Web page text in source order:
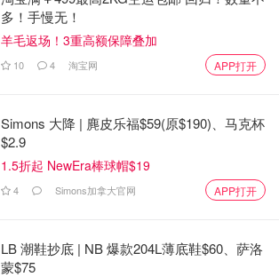
多！手慢无！
羊毛返场！3重高额保障叠加
10 4 淘宝网 APP打开
Simons 大降 | 麂皮乐福$59(原$190)、马克杯
$2.9
1.5折起 NewEra棒球帽$19
4 Simons加拿大官网 APP打开
LB 潮鞋抄底 | NB 爆款204L薄底鞋$60、萨洛
蒙$75